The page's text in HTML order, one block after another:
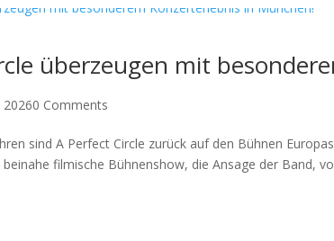
überzeugen mit
20260 Comments
sind A Perfect Circle zurück auf den Bühnen
filmische Bühnenshow, die Ansage der Band,